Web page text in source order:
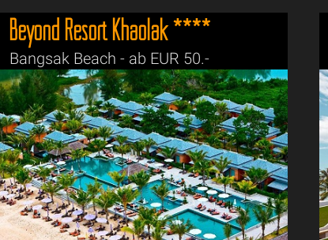
Beyond Resort Khaolak ****
Bangsak Beach - ab EUR 50.-